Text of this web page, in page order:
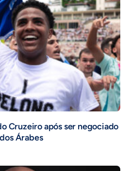
Cruzeiro após ser negociado
Árabes